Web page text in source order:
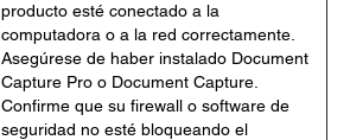
producto esté conectado a la
computadora o a la red correctamente.
Asegúrese de haber instalado Document
Capture Pro o Document Capture.
Confirme que su firewall o software de
seguridad no esté bloqueando el